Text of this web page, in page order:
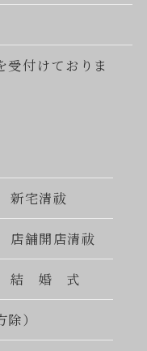
付けておりま
新宅清祓
店舗開店清祓
結 婚 式
）